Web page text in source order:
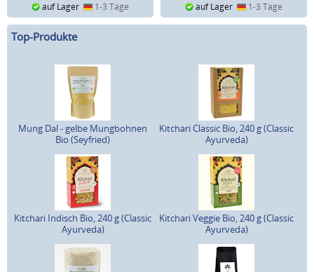
auf Lager 1-3 Tage auf Lager 1-3 Tage
Top-Produkte
Mung Dal - gelbe Mungbohnen
Bio (Seyfried)
Kitchari Classic Bio, 240 g (Classic
Ayurveda)
Kitchari Indisch Bio, 240 g (Classic
Ayurveda)
Kitchari Veggie Bio, 240 g (Classic
Ayurveda)